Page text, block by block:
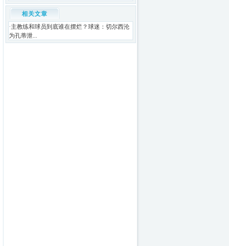
相关文章
·主教练和球员到底谁在摆烂？球迷：切尔西沦
为孔蒂泄...